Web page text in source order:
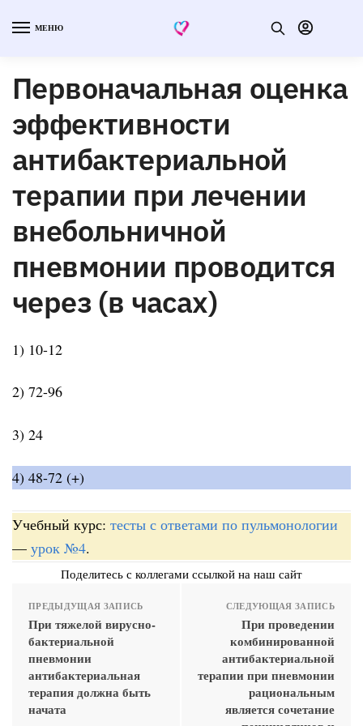
МЕНЮ
Первоначальная оценка
эффективности
антибактериальной
терапии при лечении
внебольничной
пневмонии проводится
через (в часах)
1) 10-12
2) 72-96
3) 24
4) 48-72 (+)
Учебный курс: тесты с ответами по пульмонологии
— урок №4.
Поделитесь с коллегами ссылкой на наш сайт
ПРЕДЫДУЩАЯ ЗАПИСЬ
При тяжелой вирусно-
бактериальной
пневмонии
антибактериальная
терапия должна быть
начата
СЛЕДУЮЩАЯ ЗАПИСЬ
При проведении
комбинированной
антибактериальной
терапии при пневмонии
рациональным
является сочетание